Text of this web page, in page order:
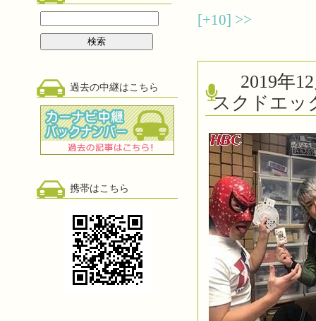
過去の中継はこちら
携帯はこちら
[+10] >>
2019年
スクドエッ